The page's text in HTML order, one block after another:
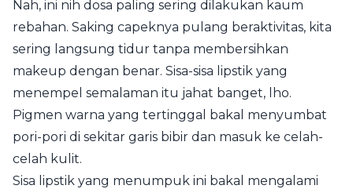
Nah, ini nih dosa paling sering dilakukan kaum
rebahan. Saking capeknya pulang beraktivitas, kita
sering langsung tidur tanpa membersihkan
makeup dengan benar. Sisa-sisa lipstik yang
menempel semalaman itu jahat banget, lho.
Pigmen warna yang tertinggal bakal menyumbat
pori-pori di sekitar garis bibir dan masuk ke celah-
celah kulit.
Sisa lipstik yang menumpuk ini bakal mengalami